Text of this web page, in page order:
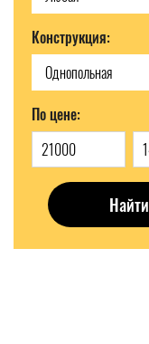
Конструкция:
По цене:
Найти